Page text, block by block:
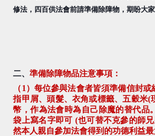
修法，四百供法會前請準備除障物，期盼大
二、準備除障物品注意事項：
（ 1 ）每位參與法會者皆須準備信封
指甲屑、頭髮、衣角或標籤、五穀米(
幣，作為法會時為自己除魔的替代品
袋上寫名字即可 (也可替不克參的師
然本人親自參加法會得到的功德利益